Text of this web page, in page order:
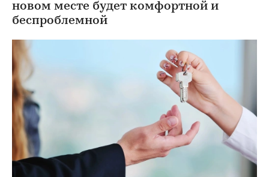
новом месте будет комфортной и
беспроблемной